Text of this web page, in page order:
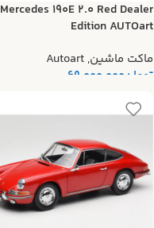
Mercedes 190E 2.0 Red Dealer
Edition AUTOart
ماکت ماشین,
Autoart
تومان 69.000.000